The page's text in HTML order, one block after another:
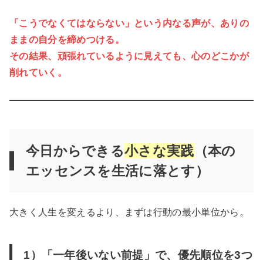
「こうでなくてはならない」という内なる声が、 ありの
ままの自分を締めつける。
その結果、頑張れているように見えても、心のどこかが
削れていく。
今日からできる小さな実践 （本の
エッセンスを生活に落とす）
大きく人生を変えるより、まずは行動の最小単位から。
1）「一年後いない前提」で、優先順位を3つ